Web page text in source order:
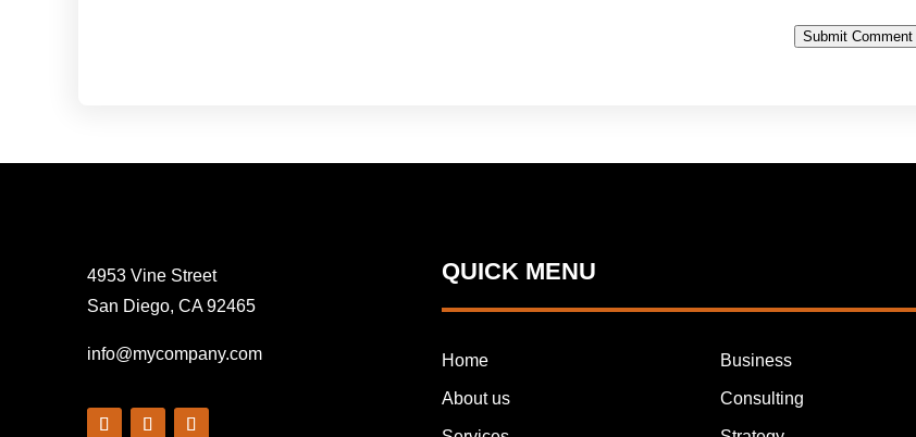
Submit Comment
4953 Vine Street
San Diego, CA 92465
info@mycompany.com
QUICK MENU
Home
About us
Business
Consulting